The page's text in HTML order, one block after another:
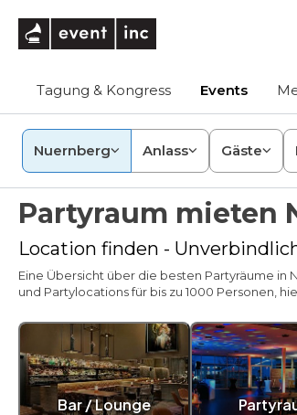
Tagung & Kongress Events
Nuernberg Anlass Gäste
Partyraum mieten
Location finden -
Eine Übersicht über die besten Partyräume in
und Partylocations für bis zu 1000 Personen,
Bar / Lounge